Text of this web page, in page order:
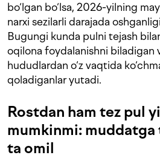
bo‘lgan bo‘lsa, 2026-yilning
narxi sezilarli darajada
Bugungi kunda pulni tejash
oqilona foydalanishni biladigan
hududlardan o‘z vaqtida
qoladiganlar yutadi.
Rostdan ham tez pul
mumkinmi: muddatga
ta omil